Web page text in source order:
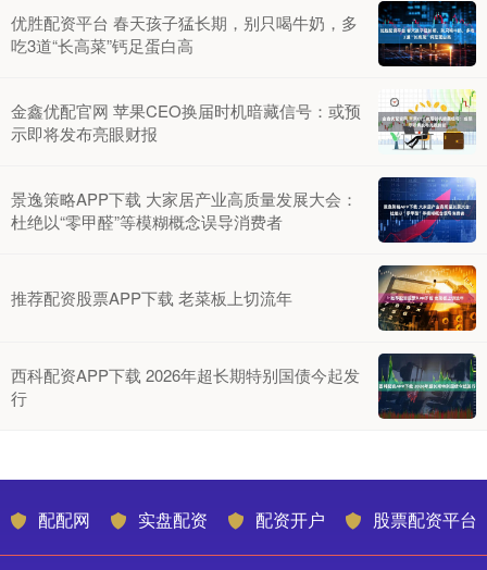
优胜配资平台 春天孩子猛长期，别只喝牛奶，多
吃3道“长高菜”钙足蛋白高
金鑫优配官网 苹果CEO换届时机暗藏信号：或预
示即将发布亮眼财报
景逸策略APP下载 大家居产业高质量发展大会：
杜绝以“零甲醛”等模糊概念误导消费者
推荐配资股票APP下载 老菜板上切流年
西科配资APP下载 2026年超长期特别国债今起发
行
配配网 实盘配资 配资开户 股票配资平台